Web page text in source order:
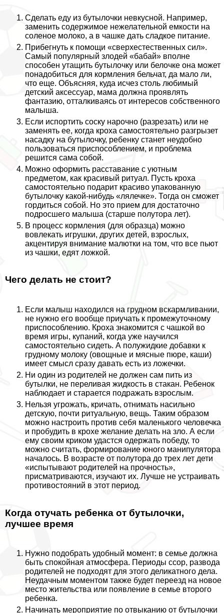
Сделать еду из бутылочки невкусной. Например,
заменить содержимое нежелательной емкости на
соленое молоко, а в чашке дать сладкое питание.
Прибегнуть к помощи «сверхестественных сил».
Самый популярный злодей «бабай» вполне
способен утащить бутылочку или белочке она может
понадобиться для кормления бельчат, да мало ли,
что еще. Объясняя, куда исчез столь любимый
детский аксессуар, мама должна проявлять
фантазию, отталкиваясь от интересов собственного
малыша.
Если испортить соску нарочно (разрезать) или не
заменять ее, когда кроха самостоятельно разгрызет
насадку на бутылочку, ребенку станет неудобно
пользоваться приспособлением, и проблема
решится сама собой.
Можно оформить расставание с уютным
предметом, как красивый ритуал. Пусть кроха
самостоятельно подарит красиво упакованную
бутылочку какой-нибудь «лялечке». Тогда он сможет
гордиться собой. Но это прием для достаточно
подросшего малыша (старше полутора лет).
В процесс кормления (для образца) можно
вовлекать игрушки, других детей, взрослых,
акцентируя внимание малютки на том, что все пьют
из чашки, едят ложкой.
Чего делать не стоит?
Если малыш находился на грудном вскармливании,
не нужно его вообще приучать к промежуточному
приспособлению. Кроха знакомится с чашкой во
время игры, купаний, когда уже научился
самостоятельно сидеть. А полужидкие добавки к
грудному молоку (овощные и мясные пюре, каши)
имеет смысл сразу давать есть из ложечки.
Ни один из родителей не должен сам пить из
бутылки, не переливая жидкость в стакан. Ребенок
наблюдает и старается подражать взрослым.
Нельзя угрожать, кричать, отнимать насильно
детскую, почти ритуальную, вещь. Таким образом
можно настроить против себя маленького человечка
и пробудить в крохе желание делать на зло. А если
ему своим криком удастся одержать победу, то
можно считать, формирование юного манипулятора
началось. В возрасте от полутора до трех лет дети
«испытывают родителей на прочность»,
присматриваются, изучают их. Лучше не устраивать
противостояний в этот период.
Когда отучать ребенка от бутылочки,
лучшее время
Нужно подобрать удобный момент: в семье должна
быть спокойная атмосфера. Периоды ссор, развода
родителей не подходят для этого деликатного дела.
Неудачным моментом также будет переезд на новое
место жительства или появление в семье второго
ребенка.
Начинать мероприятие по отвыканию от бутылочки